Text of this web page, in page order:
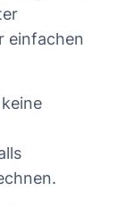
einfachen